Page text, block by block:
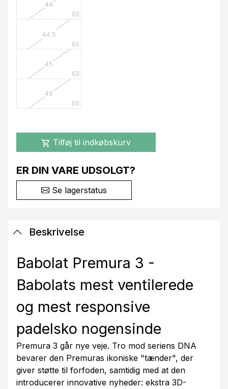
44
44.5
45
46
shopping_cart Tilføj til indkøbskurv
ER DIN VARE UDSOLGT?
Se lagerstatus
Beskrivelse
Babolat Premura 3 -
Babolats mest ventilerede
og mest responsive
padelsko nogensinde
Premura 3 går nye veje. Tro mod seriens DNA
bevarer den Premuras ikoniske "tænder", der
giver støtte til forfoden, samtidig med at den
introducerer innovative nyheder: ekstra 3D-